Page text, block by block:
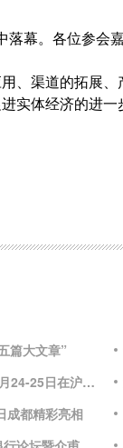
落幕。各位参会
、渠道的拓展
实体经济的进一
篇大文章”
第七届商业银行数字化转型战略大会延期至8月24-25日在沪召开
成都精彩亮相